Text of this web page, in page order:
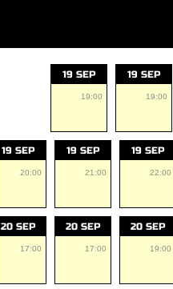
19 SEP
19:00
19 SEP
19:00
19 SEP
20:00
19 SEP
21:00
19 SEP
22:00
20 SEP
17:00
20 SEP
17:00
20 SEP
19:00